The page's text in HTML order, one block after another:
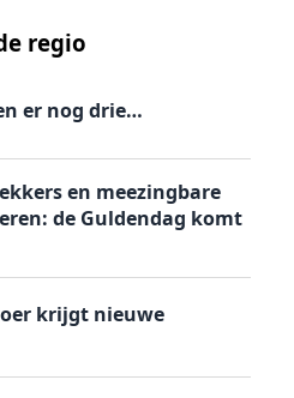
regio
er nog drie…
en meezingbare
de Guldendag komt
krijgt nieuwe